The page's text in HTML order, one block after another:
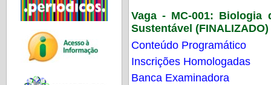
Vaga - MC-001: Biologia
Sustentável (FINALIZADO)
Conteúdo Programático
Inscrições Homologadas
Banca Examinadora